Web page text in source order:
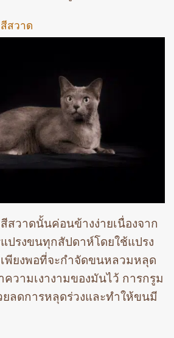
สวาด
สวาดนั้นค่อนข้างง่ายเนื่องจาก
ปรงขนทุกสัปดาห์โดยใช้แปรง
พียงพอที่จะกำจัดขนหลวมหลุด
วามเงางามของมันไว้ การกรูม
ยลดการหลุดร่วงและทำให้ขนมี